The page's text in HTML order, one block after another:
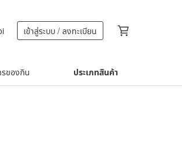
เข้าสู่ระบบ / ลงทะเบียน
รของกิน ประเภทสินค้า